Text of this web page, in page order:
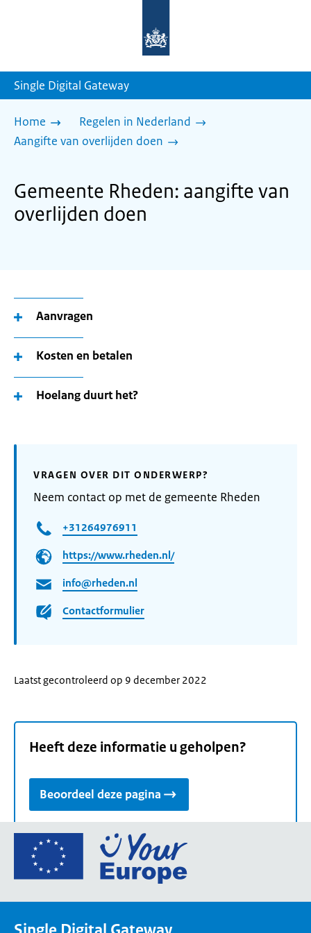
homepage
Single Digital Gateway
Home
Regelen in Nederland
Aangifte van overlijden doen
Gemeente Rheden: aangifte van
overlijden doen
Aanvragen
Kosten en betalen
Hoelang duurt het?
VRAGEN OVER DIT ONDERWERP?
Neem contact op met de gemeente Rheden
+31264976911
https://www.rheden.nl/
info@rheden.nl
Contactformulier
Laatst gecontroleerd op 9 december 2022
Heeft deze informatie u geholpen?
Beoordeel deze pagina
Ga
de